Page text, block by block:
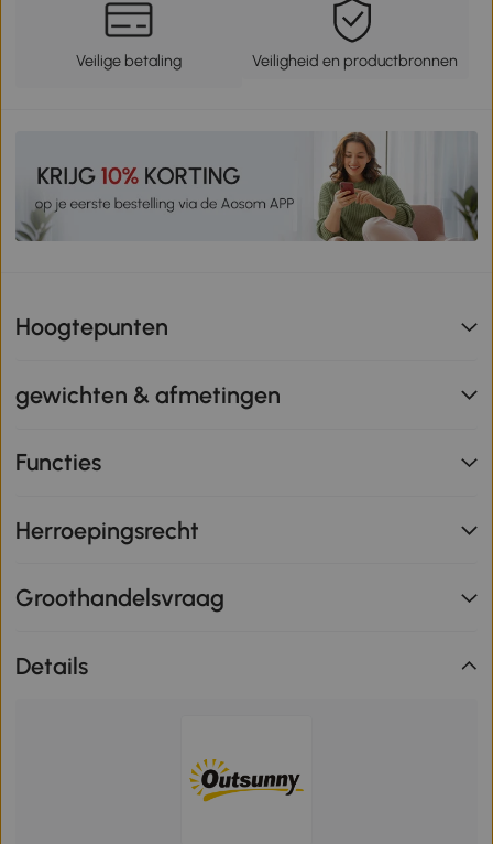
Veilige betaling Veiligheid en productbronnen
Hoogtepunten
gewichten & afmetingen
Functies
Herroepingsrecht
Groothandelsvraag
Details